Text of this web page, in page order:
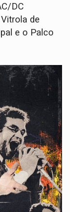
DC
de
e o Palco